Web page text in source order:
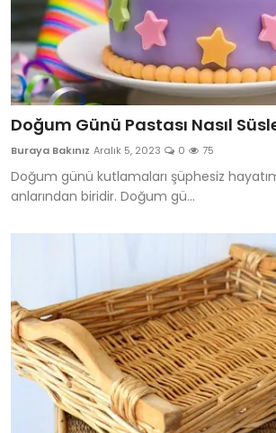
Doğum Günü Pastası Nasıl
Buraya Bakınız Aralık 5, 2023 0 75
Doğum günü kutlamaları şüphesiz
anlarından biridir. Doğum gü...